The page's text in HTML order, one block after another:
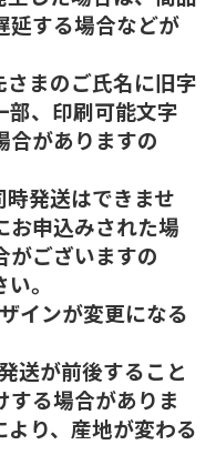
延する場合などが
まのご氏名に旧字
部、印刷可能文字
合がありますの
発送はできませ
お申込みされた場
がございますの
。
インが変更になる
送が前後すること
する場合がありま
り、産地が変わる